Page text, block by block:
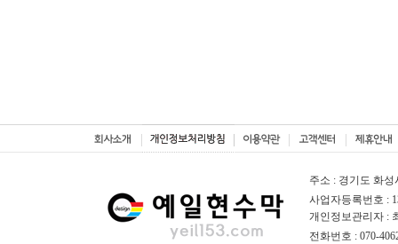
주소 : 경기도 화
사업자등록번호 :
개인정보관리자 :
전화번호 : 070-